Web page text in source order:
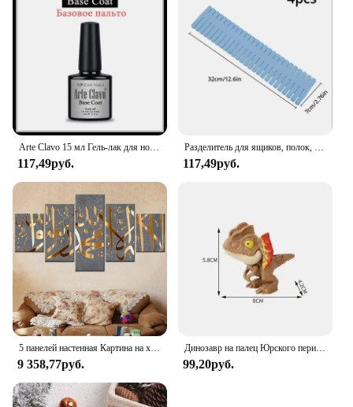
decorations remain intact throughout the festivities.
The eco-friendly nature of our products is a
testament to our commitment to sustainability,
making them a responsible choice for your events.
Whether you're a vendor, supplier, or simply
looking to purchase wholesale sets for your
personal use, Sunifiram is the go-to choice for all
your party needs.
Arte Clavo 15 мл Гель-лак для ногтей Оптовая продажа Soak Off УФ-светодиодный гель-лак для дизайна ногтей Блестящий лак Стойкий гель
117,49руб.
Разделитель для ящиков, полок, розовый, 32*7 см, 4 шт
117,49руб.
5 панелей настенная Картина на холсте Мусульманский Коран ислам настенное искусство HD плакаты домашний декор картины для гостиной декоративные картины
9 358,77руб.
Динозавр на палец Юрского периода, трицератопс, искусственные игрушки для детей, креативные динозавры на палец, Интерактивная игрушка, подарок для мальчика
99,20руб.